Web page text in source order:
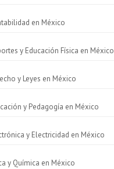
en México
y Educación Física en México
y Leyes en México
y Pedagogía en México
y Electricidad en México
y Química en México